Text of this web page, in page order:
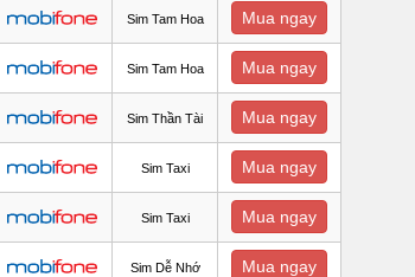
Sim Tam Hoa Mua ngay
Sim Tam Hoa Mua ngay
Sim Thần Tài Mua ngay
Sim Taxi Mua ngay
Sim Taxi Mua ngay
Sim Dễ Nhớ Mua ngay